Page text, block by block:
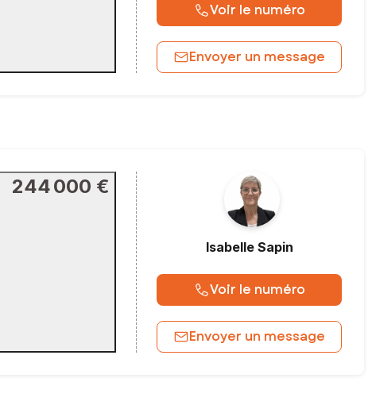
Voir le numéro
Envoyer un message
244 000 €
Isabelle Sapin
Voir le numéro
Envoyer un message